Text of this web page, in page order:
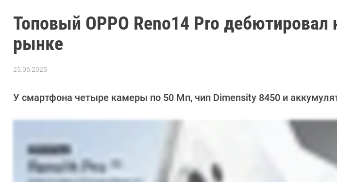
Топовый OPPO Reno14 Pro дебютировал
рынке
25.06.2025
Калашников
У смартфона четыре камеры по 50 Мп, чип Dimensity 8450 и